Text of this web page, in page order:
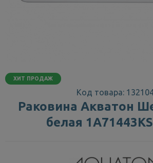
ХИТ ПРОДАЖ
Код товара:
Раковина Акватон
белая